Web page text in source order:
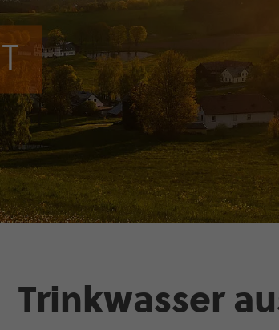
Trink­wasser